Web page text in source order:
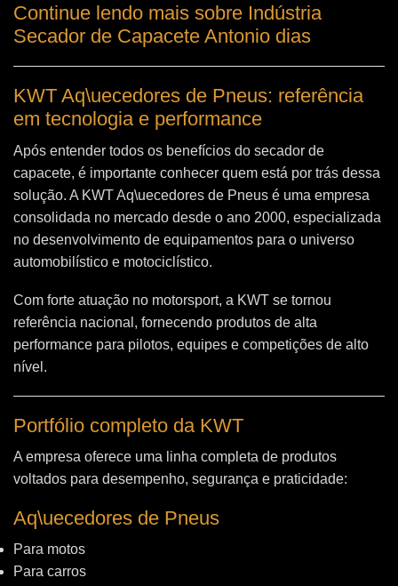
Continue lendo mais sobre Indústria
Secador de Capacete Antonio dias
KWT Aq\uecedores de Pneus: referência
em tecnologia e performance
Após entender todos os benefícios do secador de
capacete, é importante conhecer quem está por trás dessa
solução. A KWT Aq\uecedores de Pneus é uma empresa
consolidada no mercado desde o ano 2000, especializada
no desenvolvimento de equipamentos para o universo
automobilístico e motociclístico.
Com forte atuação no motorsport, a KWT se tornou
referência nacional, fornecendo produtos de alta
performance para pilotos, equipes e competições de alto
nível.
Portfólio completo da KWT
A empresa oferece uma linha completa de produtos
voltados para desempenho, segurança e praticidade:
Aq\uecedores de Pneus
Para motos
Para carros